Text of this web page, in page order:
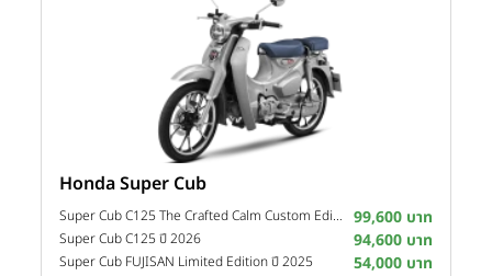
Honda Super Cub
Super Cub C125 The Crafted Calm Custom Edition ปี 2026 99,600 บาท
Super Cub C125 ปี 2026 94,600 บาท
Super Cub FUJISAN Limited Edition ปี 2025 54,000 บาท